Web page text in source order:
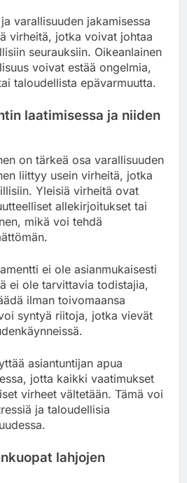
varallisuuden jakamisessa
virheitä, jotka voivat johtaa
seurauksiin. Oikeanlainen
voivat estää ongelmia,
taloudellista epävarmuutta.
laatimisessa ja niiden
on tärkeä osa varallisuuden
liittyy usein virheitä, jotka
Yleisiä virheitä ovat
allekirjoitukset tai
mikä voi tehdä
ei ole asianmukaisesti
ei ole tarvittavia todistajia,
ilman toivomaansa
syntyä riitoja, jotka vievät
asiantuntijan apua
jotta kaikki vaatimukset
virheet vältetään. Tämä voi
ja taloudellisia
lahjojen